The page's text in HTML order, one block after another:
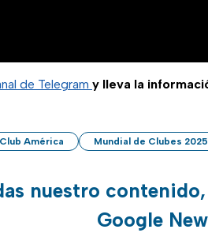
de Telegram y lleva la
Club América Mundial de Clubes 2025
nuestro
Google